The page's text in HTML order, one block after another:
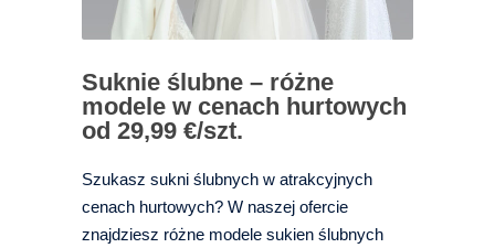
Suknie ślubne – różne
modele w cenach hurtowych
od 29,99 €/szt.
Szukasz sukni ślubnych w atrakcyjnych
cenach hurtowych? W naszej ofercie
znajdziesz różne modele sukien ślubnych